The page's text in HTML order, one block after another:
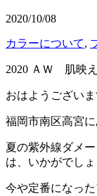
2020/10/08
カラーについて,
2020 ＡＷ 肌映
おはようございま
福岡市南区高宮に
夏の紫外線ダメ
は、いかがでしょ
今や定番になっ